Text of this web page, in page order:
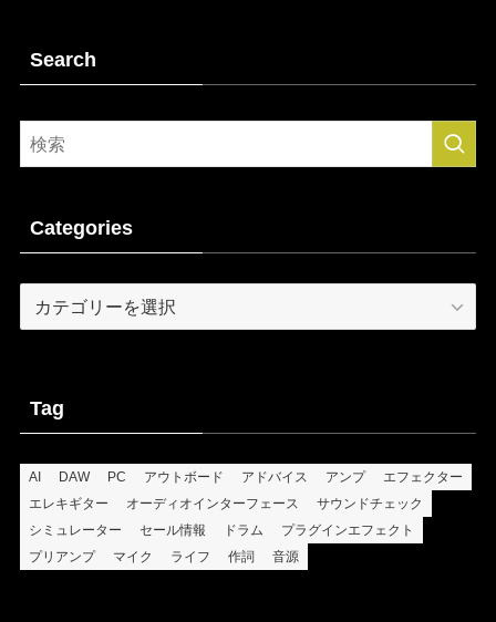
Search
Categories
Categories
Tag
AI DAW PC アウトボード アドバイス アンプ
エフェクター
エレキギター
オーディオインターフェース
サウンドチェック
シミュレーター
セール情報 ドラム
プラグインエフェクト
プリアンプ
マイク ライフ 作詞 音源